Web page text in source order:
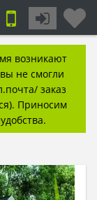
возникают
не смогли
заказ
Приносим